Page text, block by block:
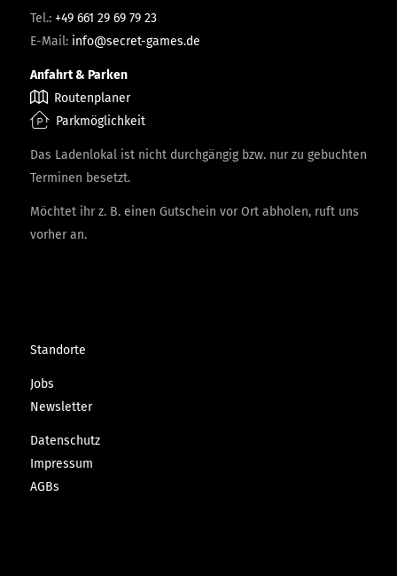
Tel.: +49 661 29 69 79 23
E-Mail: info@secret-games.de
Anfahrt & Parken
Routenplaner
Parkmöglichkeit
Das Ladenlokal ist nicht durchgängig bzw. nur zu gebuchten
Terminen besetzt.
Möchtet ihr z. B. einen Gutschein vor Ort abholen, ruft uns
vorher an.
Standorte
Jobs
Newsletter
Datenschutz
Impressum
AGBs